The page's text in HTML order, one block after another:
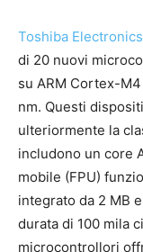
Toshiba
di 20 nuovi
su ARM Cortex-
nm. Questi
ulteriormente la
includono un core
mobile (FPU)
integrato da 2 MB
durata di 100 mila
microcontrollori